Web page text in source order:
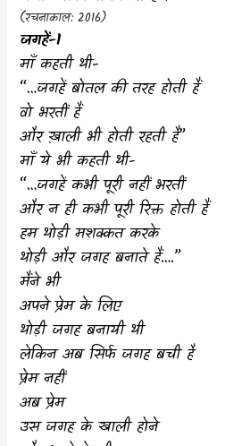
(रचनाकाल:2016)
जगहें-1
माँ कहती थी-
“…जगहें बोतल की तरह होती हैं
वो भरतीं हैं
और ख़ाली भी होती रहती हैं”
माँ ये भी कहती थी-
“…जगहें कभी पूरी नहीं भरतीं
और न ही कभी पूरी रिक्त होती हैं
हम थोड़ी मशक्कत करके
थोड़ी और जगह बनाते हैं….”
मैंने भी
अपने प्रेम के लिए
थोड़ी जगह बनायी थी
लेकिन अब सिर्फ जगह बची है
प्रेम नहीं
अब प्रेम
उस जगह के खाली होने